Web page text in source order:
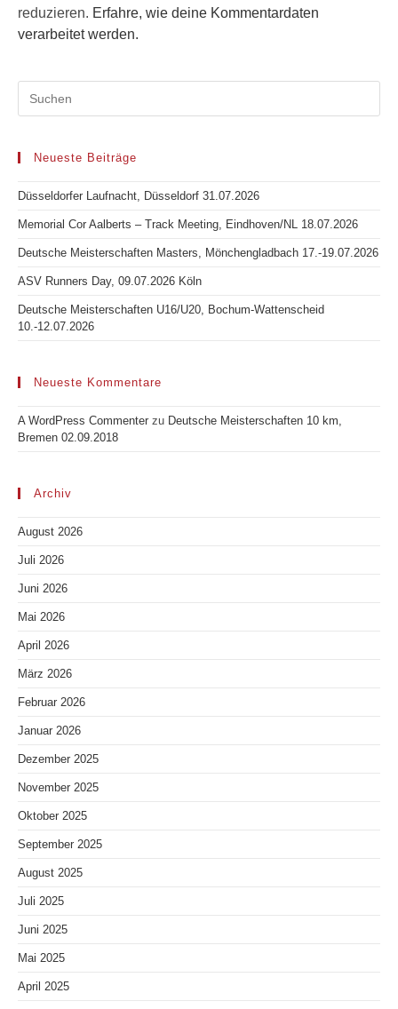
reduzieren. Erfahre, wie deine Kommentardaten
verarbeitet werden.
Neueste Beiträge
Düsseldorfer Laufnacht, Düsseldorf 31.07.2026
Memorial Cor Aalberts – Track Meeting, Eindhoven/NL 18.07.2026
Deutsche Meisterschaften Masters, Mönchengladbach 17.-19.07.2026
ASV Runners Day, 09.07.2026 Köln
Deutsche Meisterschaften U16/U20, Bochum-Wattenscheid
10.-12.07.2026
Neueste Kommentare
A WordPress Commenter zu Deutsche Meisterschaften 10 km,
Bremen 02.09.2018
Archiv
August 2026
Juli 2026
Juni 2026
Mai 2026
April 2026
März 2026
Februar 2026
Januar 2026
Dezember 2025
November 2025
Oktober 2025
September 2025
August 2025
Juli 2025
Juni 2025
Mai 2025
April 2025